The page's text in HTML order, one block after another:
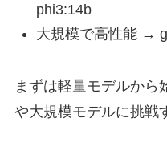
phi3:14b
大規模で高性能 →
まずは軽量モデルから
や大規模モデルに挑戦